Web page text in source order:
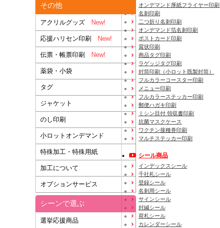
その他
アクリルグッズ New!
応援ハリセン印刷 New!
伝票・帳票印刷 New!
薬袋・小袋
タグ
ジャケット
のし印刷
小ロットオンデマンド
特殊加工・特殊用紙
加工について
オプションサービス
シーンで選ぶ
選挙応援商品
オンデマンド厚紙フライヤー印刷
名刺印刷
二つ折り名刺印刷
オンデマンド箔名刺印刷
ポストカード印刷
賞状印刷
商品タグ印刷
ラゲッジタグ印刷
封筒印刷
（小ロット既製封筒）
フルカラーコースター印刷
メニュー印刷
フルカラーステッカー印刷
郵便ハガキ印刷
ミシン目付 領収書印刷
抗菌マスクケース
ワクチン接種券印刷
マルチステッカー印刷
シール商品
インデックスシール
千社札シール
登録シール
名刺用シール
サインシール
封緘シール
荷札シール
カレンダーシール